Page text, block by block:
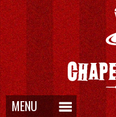
MENU